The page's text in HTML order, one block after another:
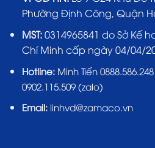
Phường Định Công, Quận
MST:0314965841 do Sở Kế
Chí Minh cấp ngày 04/04/
Hotline: Minh Tiến
0902.115.509 (zalo)
Email:linhvd@zamaco.vn